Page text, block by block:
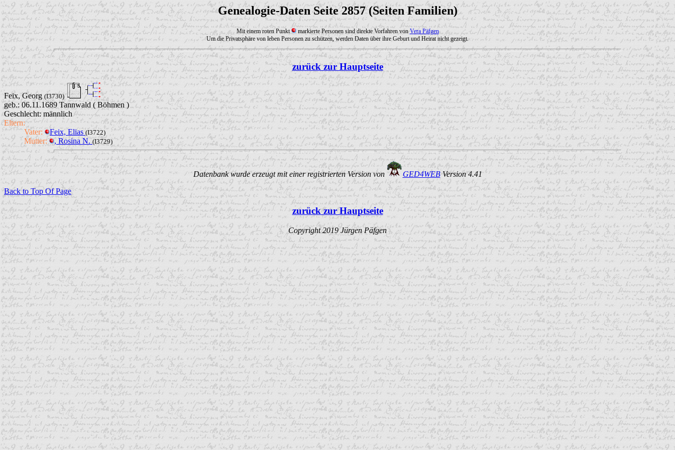
Genealogie-Daten Seite 2857 (Seiten Familien)
Mit einem roten Punkt markierte Personen sind direkte Vorfahren vonVera Päfgen
Um die Privatsphäre von leben Personen zu schützen, werden Daten über ihre Geburt und Heirat nicht gezeigt.
zurück zur Hauptseite
Feix, Georg (I3730)
geb.: 06.11.1689 Tannwald ( Böhmen )
Geschlecht: männlich
Eltern:
Vater:
Feix, Elias(I3722)
Mutter: , Rosina N.(I3729)
Datenbank wurde erzeugt mit einer registrierten Version von GED4WEBVersion 4.41
Back to Top Of Page
zurück zur Hauptseite
Copyright 2019 Jürgen Päfgen